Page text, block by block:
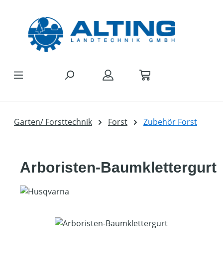
Garten/ Forsttechnik Forst Zubehör Forst
Arboristen-Baumklettergurt
Bildergalerie überspringen